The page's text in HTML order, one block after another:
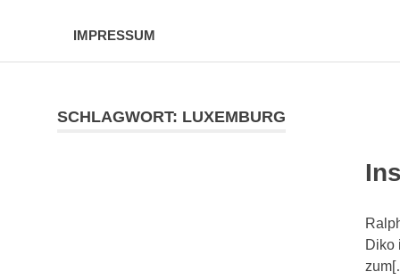
IMPRESSUM
SCHLAGWORT: LUXEMBURG
Diko